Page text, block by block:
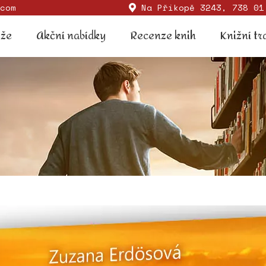
Na Příkopě 3243, 738
Akční nabídky Recenze knih Knižní
Akční nabídky Recenze knih